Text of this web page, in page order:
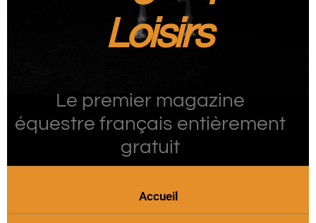
Loisirs
Le premier magazine
équestre français entièrement
gratuit
Accueil